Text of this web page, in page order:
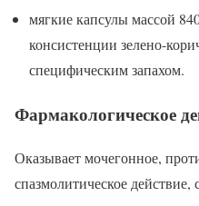
мягкие капсулы массой
консистенции зелено-
специфическим запахом.
Фармакологическое
Оказывает мочегонное,
спазмолитическое